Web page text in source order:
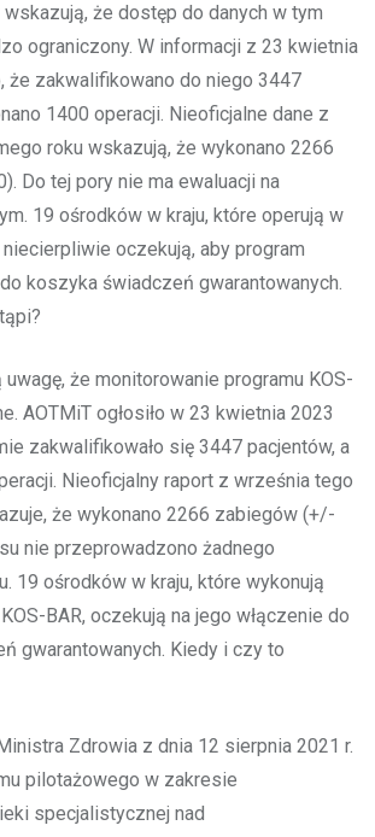
że dostęp do danych w tym
ograniczony. W informacji z 23 kwietnia
że zakwalifikowano do niego 3447
1400 operacji. Nieoficjalne dane z
roku wskazują, że wykonano 2266
Do tej pory nie ma ewaluacji na
19 ośrodków w kraju, które operują w
niecierpliwie oczekują, aby program
koszyka świadczeń gwarantowanych.
uwagę, że monitorowanie programu KOS-
AOTMiT ogłosiło w 23 kwietnia 2023
zakwalifikowało się 3447 pacjentów, a
Nieoficjalny raport z września tego
że wykonano 2266 zabiegów (+/-
nie przeprowadzono żadnego
19 ośrodków w kraju, które wykonują
BAR, oczekują na jego włączenie do
gwarantowanych. Kiedy i czy to
Zdrowia z dnia 12 sierpnia 2021 r.
pilotażowego w zakresie
specjalistycznej nad